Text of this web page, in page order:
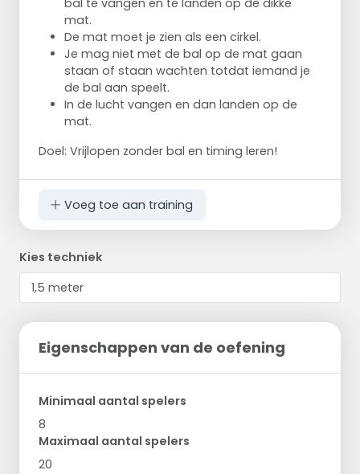
bal te vangen en te landen op de dikke
mat.
De mat moet je zien als een cirkel.
Je mag niet met de bal op de mat gaan
staan of staan wachten totdat iemand je
de bal aan speelt.
In de lucht vangen en dan landen op de
mat.
Doel: Vrijlopen zonder bal en timing leren!
Voeg toe aan training
Kies techniek
Eigenschappen van de oefening
Minimaal aantal spelers
8
Maximaal aantal spelers
20